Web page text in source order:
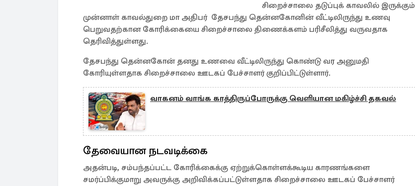
சிறைச்சாலை தடுப்புக் காவலில் இருக்கும்
முன்னாள் காவல்துறை மா அதிபர் தேசபந்து தென்னகோனின் வீட்டிலிருந்து உணவு
பெறுவதற்கான கோரிக்கையை சிறைச்சாலை திணைக்களம் பரிசீலித்து வருவதாக
தெரிவித்துள்ளது.
தேசபந்து தென்னகோன் தனது உணவை வீட்டிலிருந்து கொண்டு வர அனுமதி
கோரியுள்ளதாக சிறைச்சாலை ஊடகப் பேச்சாளர் குறிப்பிட்டுள்ளார்.
வாகனம் வாங்க காத்திருப்போருக்கு வெளியான மகிழ்ச்சி தகவல்
தேவையான நடவடிக்கை
அதன்படி, சம்பந்தப்பட்ட கோரிக்கைக்கு ஏற்றுக்கொள்ளக்கூடிய காரணங்களை
சமர்ப்பிக்குமாறு அவருக்கு அறிவிக்கப்பட்டுள்ளதாக சிறைச்சாலை ஊடகப் பேச்சாளர்